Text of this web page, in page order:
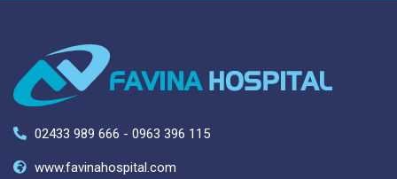
02433 989 666 - 0963 396 115
www.favinahospital.com